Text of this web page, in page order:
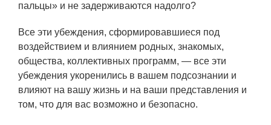
пальцы» и не задерживаются надолго?
Все эти убеждения, сформировавшиеся под
воздействием и влиянием родных, знакомых,
общества, коллективных программ, — все эти
убеждения укоренились в вашем подсознании и
влияют на вашу жизнь и на ваши представления и
том, что для вас возможно и безопасно.